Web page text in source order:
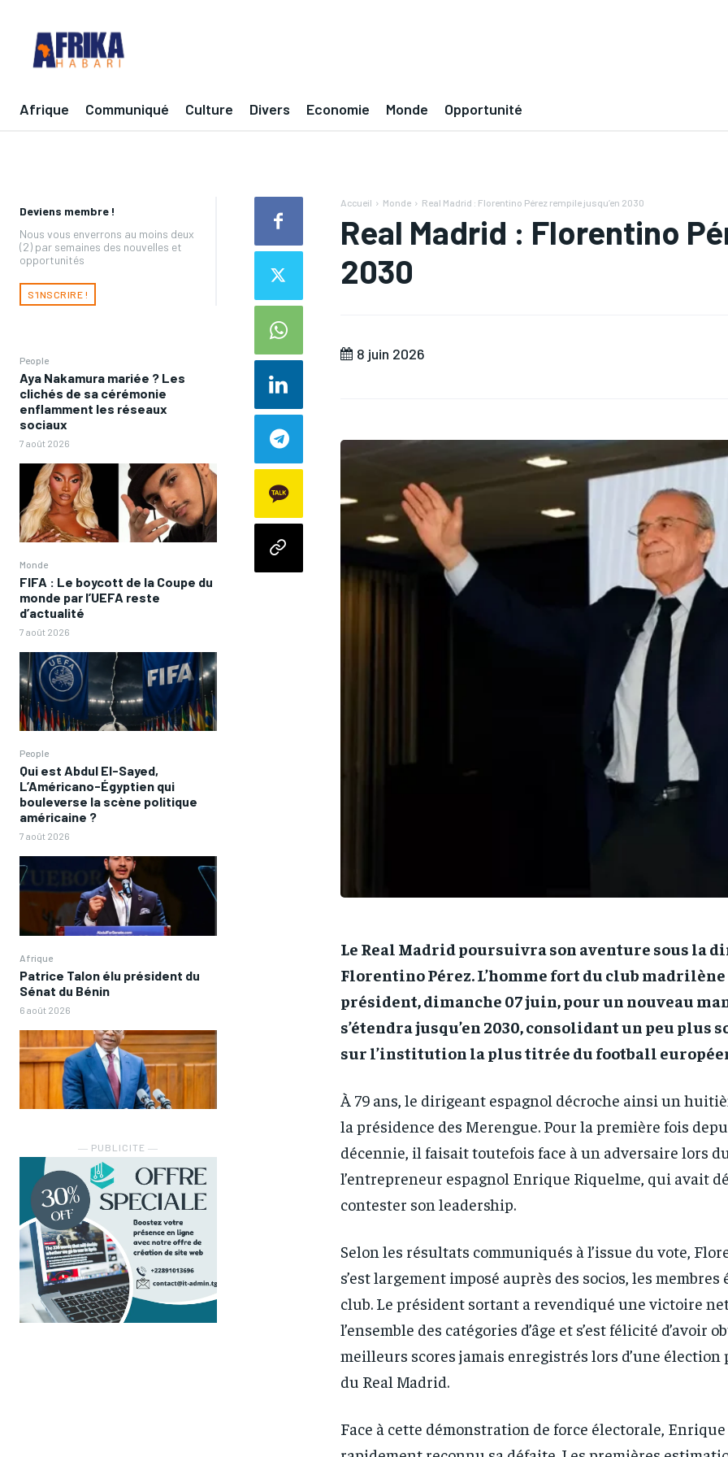
RECOMMENDED
RECOMMENDED
Afrique Communiqué Culture Divers Economie Monde Opportunité
Deviens membre !
Nous vous enverrons au moins deux
(2) par semaines des nouvelles et
opportunités
S'INSCRIRE !
People
Aya Nakamura mariée ? Les
clichés de sa cérémonie
enflamment les réseaux
sociaux
7 août 2026
Monde
FIFA : Le boycott de la Coupe du
monde par l’UEFA reste
d’actualité
7 août 2026
People
Qui est Abdul El-Sayed,
L’Américano-Égyptien qui
bouleverse la scène politique
américaine ?
7 août 2026
Afrique
Patrice Talon élu président du
Sénat du Bénin
6 août 2026
― PUBLICITE ―
Accueil Monde Real Madrid : Florentino Pérez rempile jusqu’en 2030
Real Madrid : Florentino
2030
8 juin 2026
Le Real Madrid poursuivra son aventure sous la
Florentino Pérez. L’homme fort du club
président, dimanche 07 juin, pour un nouveau
s’étendra jusqu’en 2030, consolidant un peu plus
sur l’institution la plus titrée du football
À 79 ans, le dirigeant espagnol décroche ainsi un
la présidence des Merengue. Pour la première fois
décennie, il faisait toutefois face à un adversaire lors
l’entrepreneur espagnol Enrique Riquelme, qui avait
contester son leadership.
Selon les résultats communiqués à l’issue du vote,
s’est largement imposé auprès des socios, les
club. Le président sortant a revendiqué une victoire
l’ensemble des catégories d’âge et s’est félicité d’avoir
meilleurs scores jamais enregistrés lors d’une
du Real Madrid.
Face à cette démonstration de force électorale,